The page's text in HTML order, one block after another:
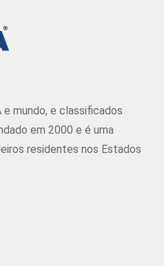
e mundo, e classificados
em 2000 e é uma
residentes nos Estados